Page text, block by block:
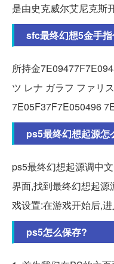
是由史克威尔艾尼克斯
sfc最终幻想5金手
所持金
ツ レナ ガラフ ファリ
7E05F37F7E050496
ps5最终幻想起源怎
ps5最终幻想起源调中
界面,找到最终幻想起
戏设置:在游戏开始后,进
ps5怎么保存?